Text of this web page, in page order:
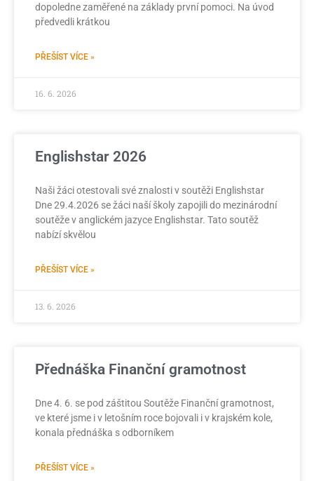
dopoledne zaměřené na základy první pomoci. Na úvod
předvedli krátkou
PŘEŠÍST VÍCE »
16. 6. 2026
Englishstar 2026
Naši žáci otestovali své znalosti v soutěži Englishstar
Dne 29.4.2026 se žáci naší školy zapojili do mezinárodní
soutěže v anglickém jazyce Englishstar. Tato soutěž
nabízí skvělou
PŘEŠÍST VÍCE »
13. 6. 2026
Přednáška Finanční gramotnost
Dne 4. 6. se pod záštitou Soutěže Finanční gramotnost,
ve které jsme i v letošním roce bojovali i v krajském kole,
konala přednáška s odborníkem
PŘEŠÍST VÍCE »